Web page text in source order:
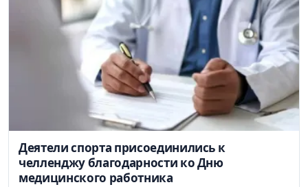
Деятели спорта присоединились к
челленджу благодарности ко Дню
медицинского работника